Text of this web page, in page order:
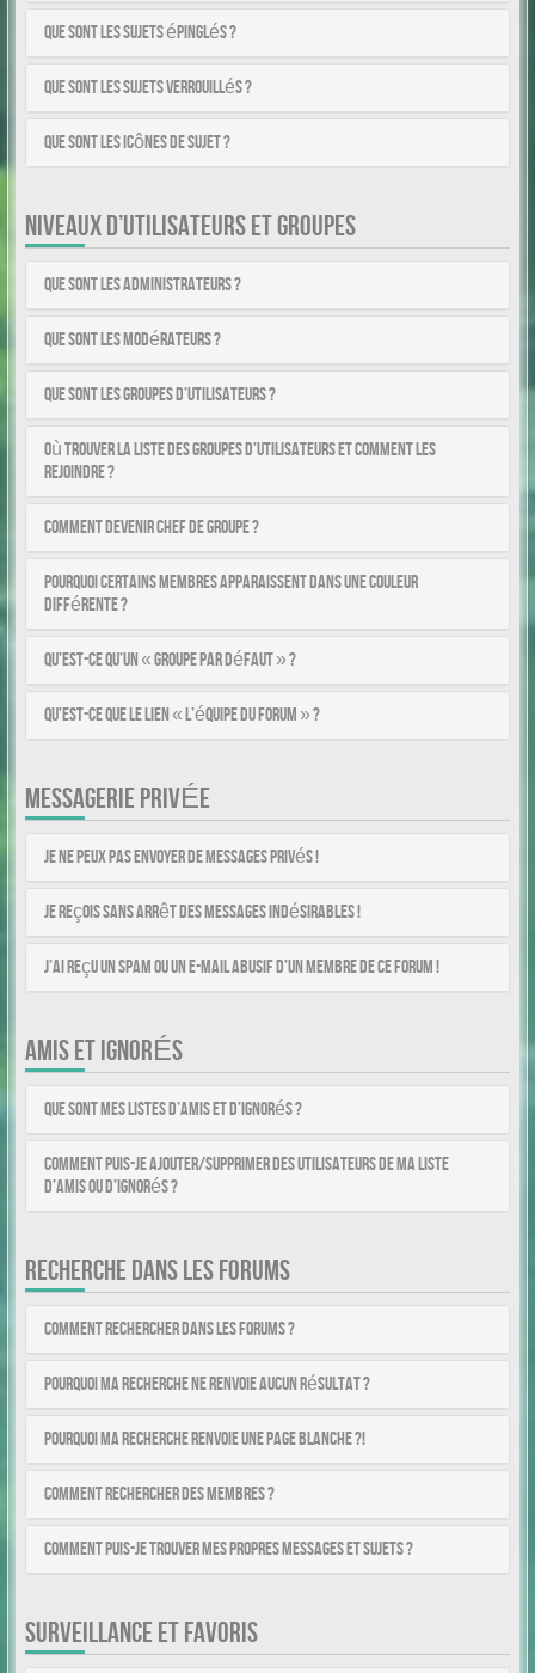
Que sont les sujets épinglés ?
Que sont les sujets verrouillés ?
Que sont les icônes de sujet ?
NIVEAUX D’UTILISATEURS ET GROUPES
Que sont les administrateurs ?
Que sont les modérateurs ?
Que sont les groupes d’utilisateurs ?
Où trouver la liste des groupes d’utilisateurs et comment les
rejoindre ?
Comment devenir chef de groupe ?
Pourquoi certains membres apparaissent dans une couleur
différente ?
Qu’est-ce qu’un « Groupe par défaut » ?
Qu’est-ce que le lien « L’équipe du forum » ?
MESSAGERIE PRIVÉE
Je ne peux pas envoyer de messages privés !
Je reçois sans arrêt des messages indésirables !
J’ai reçu un spam ou un e-mail abusif d’un membre de ce forum !
AMIS ET IGNORÉS
Que sont mes listes d’amis et d’ignorés ?
Comment puis-je ajouter/supprimer des utilisateurs de ma liste
d’amis ou d’ignorés ?
RECHERCHE DANS LES FORUMS
Comment rechercher dans les forums ?
Pourquoi ma recherche ne renvoie aucun résultat ?
Pourquoi ma recherche renvoie une page blanche ?!
Comment rechercher des membres ?
Comment puis-je trouver mes propres messages et sujets ?
SURVEILLANCE ET FAVORIS